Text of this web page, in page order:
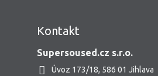
Kontakt
Supersoused.cz s.r.o.
Úvoz 173/18, 586 01 Jihlava